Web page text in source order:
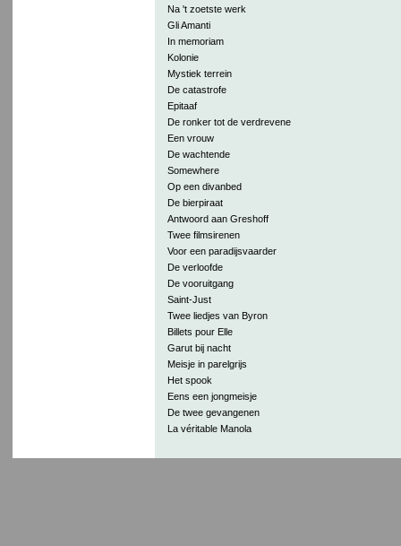
Na 't zoetste werk
Gli Amanti
In memoriam
Kolonie
Mystiek terrein
De catastrofe
Epitaaf
De ronker tot de verdrevene
Een vrouw
De wachtende
Somewhere
Op een divanbed
De bierpiraat
Antwoord aan Greshoff
Twee filmsirenen
Voor een paradijsvaarder
De verloofde
De vooruitgang
Saint-Just
Twee liedjes van Byron
Billets pour Elle
Garut bij nacht
Meisje in parelgrijs
Het spook
Eens een jongmeisje
De twee gevangenen
La véritable Manola